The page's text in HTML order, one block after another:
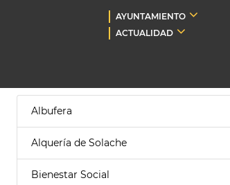
AYUNTAMIENTO
ACTUALIDAD
Albufera
Alquería de Solache
Bienestar Social